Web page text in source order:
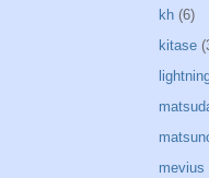
kh (6)
kitase
mevius